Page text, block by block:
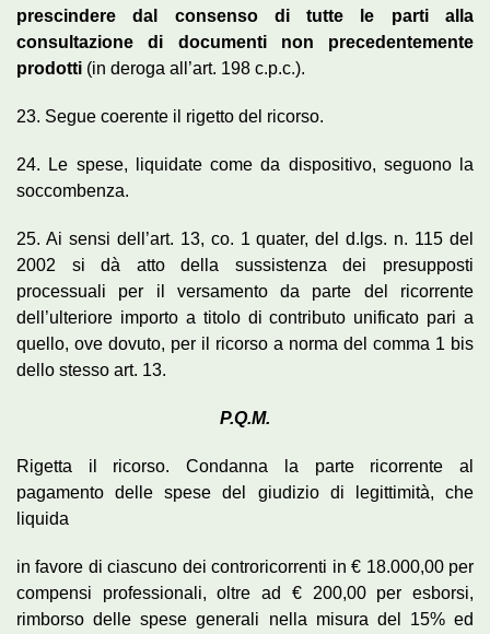
prescindere dal consenso di tutte le parti alla
consultazione di documenti non precedentemente
prodotti (in deroga all’art. 198 c.p.c.).
23. Segue coerente il rigetto del ricorso.
24. Le spese, liquidate come da dispositivo, seguono la
soccombenza.
25. Ai sensi dell’art. 13, co. 1 quater, del d.lgs. n. 115 del
2002 si dà atto della sussistenza dei presupposti
processuali per il versamento da parte del ricorrente
dell’ulteriore importo a titolo di contributo unificato pari a
quello, ove dovuto, per il ricorso a norma del comma 1 bis
dello stesso art. 13.
P.Q.M.
Rigetta il ricorso. Condanna la parte ricorrente al
pagamento delle spese del giudizio di legittimità, che
liquida
in favore di ciascuno dei controricorrenti in € 18.000,00 per
compensi professionali, oltre ad € 200,00 per esborsi,
rimborso delle spese generali nella misura del 15% ed